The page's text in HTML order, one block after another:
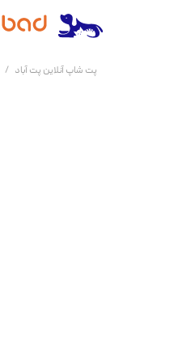
پت شاپ آنلاین پت آباد